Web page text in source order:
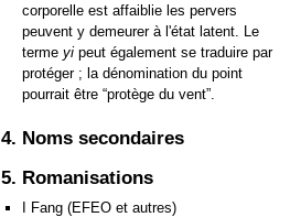
corporelle est affaiblie les pervers
peuvent y demeurer à l'état latent. Le
termeyi peut également se traduire par
protéger ; la dénomination du point
pourrait être “protège du vent”.
4. Noms secondaires
5. Romanisations
I Fang (EFEO et autres)